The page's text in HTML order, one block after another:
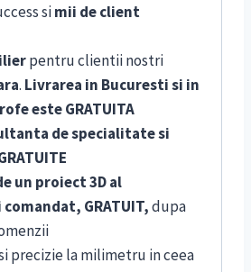
simii de client
pentru clientii nostri
. Livrarea in Bucuresti si in
este GRATUITA
de specialitate si
un proiect 3D al
GRATUIT,dupa
precizie la milimetru in ceea